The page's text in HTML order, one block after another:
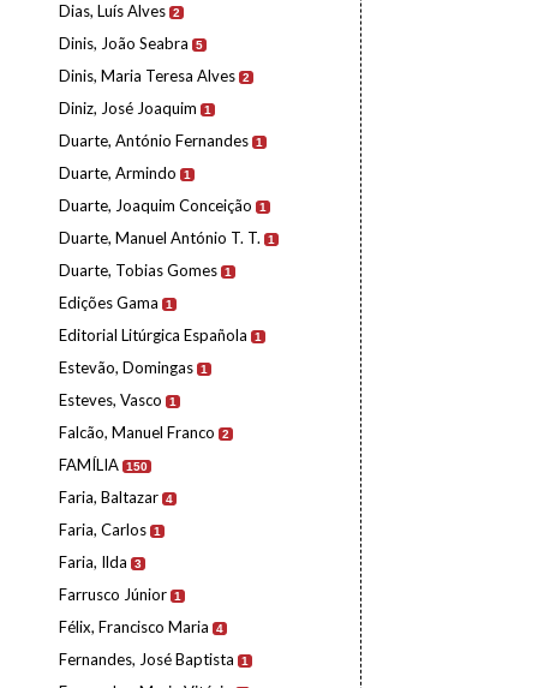
Dias, Luís Alves 2
Dinis, João Seabra 5
Dinis, Maria Teresa Alves 2
Diniz, José Joaquim 1
Duarte, António Fernandes 1
Duarte, Armindo 1
Duarte, Joaquim Conceição 1
Duarte, Manuel António T. T. 1
Duarte, Tobias Gomes 1
Edições Gama 1
Editorial Litúrgica Española 1
Estevão, Domingas 1
Esteves, Vasco 1
Falcão, Manuel Franco 2
FAMÍLIA 150
Faria, Baltazar 4
Faria, Carlos 1
Faria, Ilda 3
Farrusco Júnior 1
Félix, Francisco Maria 4
Fernandes, José Baptista 1